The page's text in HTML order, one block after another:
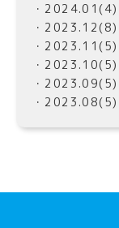
・2024.01(4)
・2023.12(8)
・2023.11(5)
・2023.10(5)
・2023.09(5)
・2023.08(5)